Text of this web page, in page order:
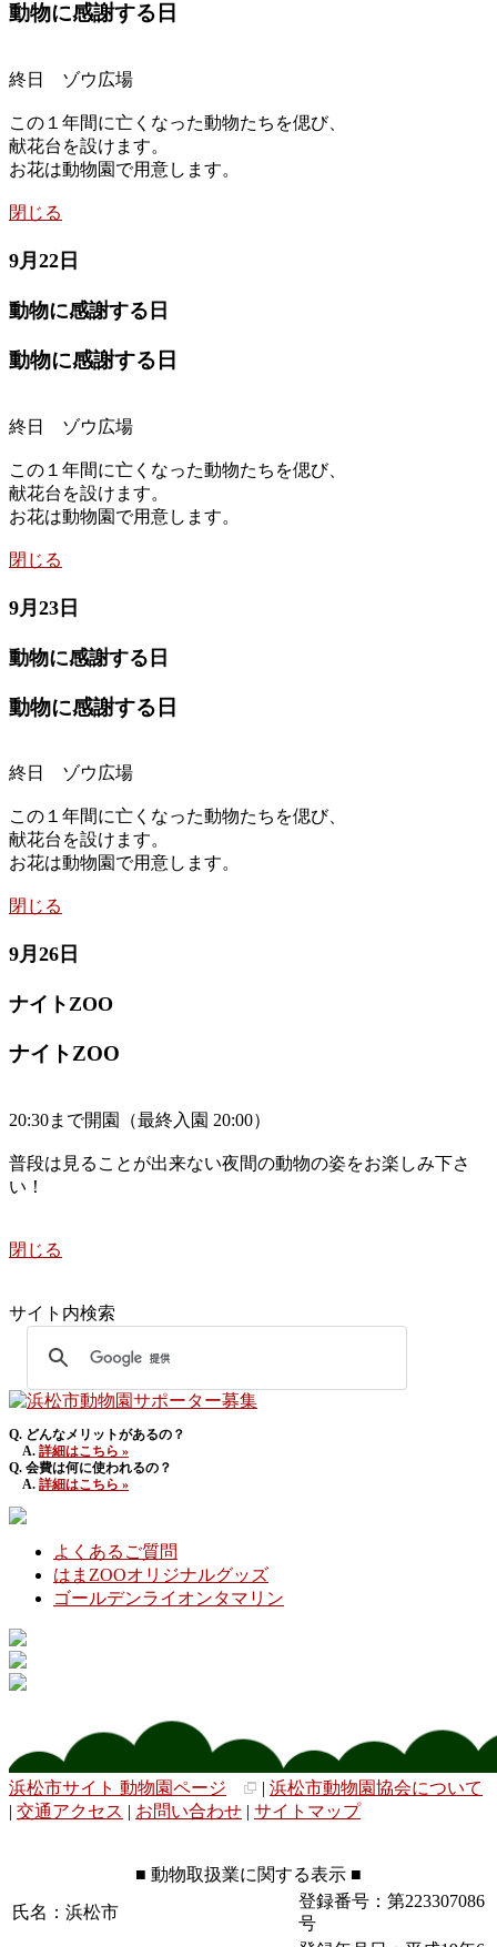
動物に感謝する日
終日 ゾウ広場
この１年間に亡くなった動物たちを偲び、
献花台を設けます。
お花は動物園で用意します。
閉じる
9月22日
動物に感謝する日
動物に感謝する日
終日 ゾウ広場
この１年間に亡くなった動物たちを偲び、
献花台を設けます。
お花は動物園で用意します。
閉じる
9月23日
動物に感謝する日
動物に感謝する日
終日 ゾウ広場
この１年間に亡くなった動物たちを偲び、
献花台を設けます。
お花は動物園で用意します。
閉じる
9月26日
ナイトZOO
ナイトZOO
20:30まで開園（最終入園 20:00）
普段は見ることが出来ない夜間の動物の姿をお楽しみ下さ
い！
閉じる
サイト内検索
Q. どんなメリットがあるの？
A. 詳細はこちら »
Q. 会費は何に使われるの？
A. 詳細はこちら »
よくあるご質問
はまZOOオリジナルグッズ
ゴールデンライオンタマリン
浜松市サイト 動物園ページ | 浜松市動物園協会について
| 交通アクセス | お問い合わせ | サイトマップ
■ 動物取扱業に関する表示 ■
氏名：浜松市
登録番号：第223307086
号